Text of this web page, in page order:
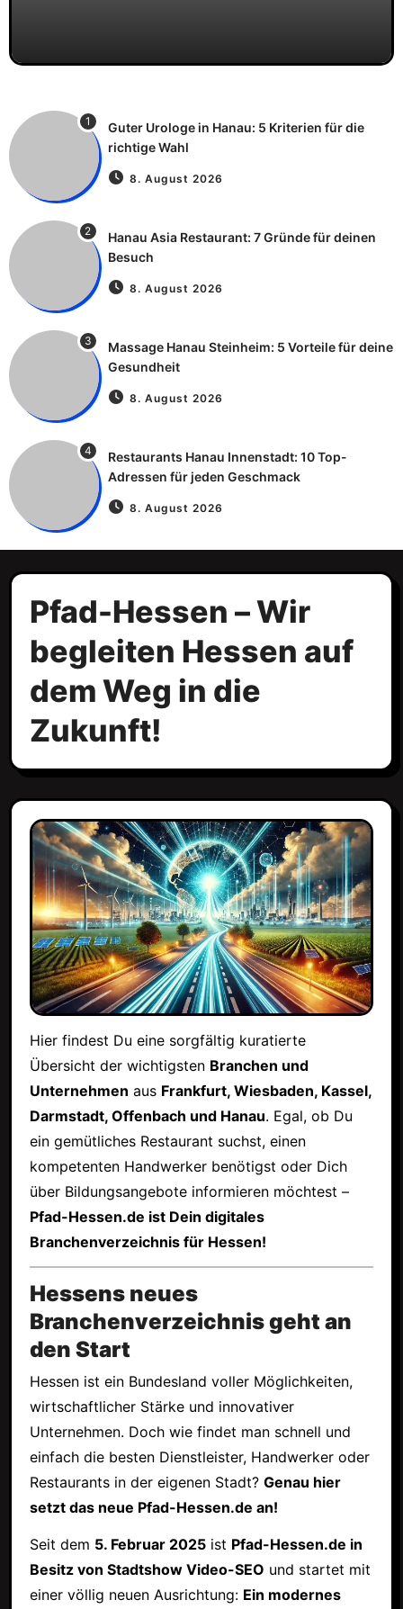
1
Guter Urologe in Hanau: 5 Kriterien für die
richtige Wahl
8. August 2026
2
Hanau Asia Restaurant: 7 Gründe für deinen
Besuch
8. August 2026
3
Massage Hanau Steinheim: 5 Vorteile für deine
Gesundheit
8. August 2026
4
Restaurants Hanau Innenstadt: 10 Top-
Adressen für jeden Geschmack
8. August 2026
Pfad-Hessen – Wir
begleiten Hessen auf
dem Weg in die
Zukunft!
Hier findest Du eine sorgfältig kuratierte
Übersicht der wichtigsten Branchen und
Unternehmen aus Frankfurt, Wiesbaden, Kassel,
Darmstadt, Offenbach und Hanau. Egal, ob Du
ein gemütliches Restaurant suchst, einen
kompetenten Handwerker benötigst oder Dich
über Bildungsangebote informieren möchtest –
Pfad-Hessen.de ist Dein digitales
Branchenverzeichnis für Hessen!
Hessens neues
Branchenverzeichnis geht an
den Start
Hessen ist ein Bundesland voller Möglichkeiten,
wirtschaftlicher Stärke und innovativer
Unternehmen. Doch wie findet man schnell und
einfach die besten Dienstleister, Handwerker oder
Restaurants in der eigenen Stadt? Genau hier
setzt das neue Pfad-Hessen.de an!
Seit dem 5. Februar 2025ist Pfad-Hessen.de in
Besitz von Stadtshow Video-SEO und startet mit
einer völlig neuen Ausrichtung: Ein modernes